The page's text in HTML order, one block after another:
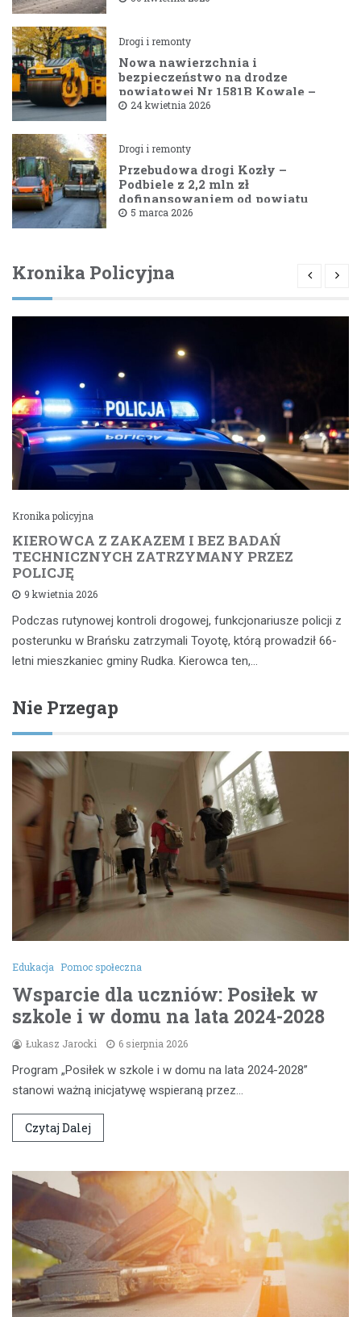
Drogi i remonty
Nowa nawierzchnia i
bezpieczeństwo na drodze
powiatowej Nr 1581B Kowale –
Filipy
24 kwietnia 2026
Drogi i remonty
Przebudowa drogi Kozły –
Podbiele z 2,2 mln zł
dofinansowaniem od powiatu
bielskiego
5 marca 2026
Kronika Policyjna
Kronika policyjna
KIEROWCA Z ZAKAZEM I BEZ BADAŃ
TECHNICZNYCH ZATRZYMANY PRZEZ
POLICJĘ
9 kwietnia 2026
Podczas rutynowej kontroli drogowej, funkcjonariusze policji z
posterunku w Brańsku zatrzymali Toyotę, którą prowadził 66-
letni mieszkaniec gminy Rudka. Kierowca ten,…
Nie Przegap
Edukacja Pomoc społeczna
Wsparcie dla uczniów: Posiłek w
szkole i w domu na lata 2024-2028
Łukasz Jarocki 6 sierpnia 2026
Program „Posiłek w szkole i w domu na lata 2024-2028”
stanowi ważną inicjatywę wspieraną przez…
Czytaj Dalej